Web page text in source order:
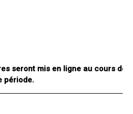
seront mis en ligne au cours de
période.